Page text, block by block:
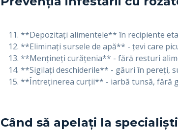
**Depozitați alimentele** în recipiente
**Eliminați sursele de apă** - țevi care
**Mențineți curățenia** - fără resturi
**Sigilați deschiderile** - găuri în pereți,
**Întreținerea curții** - iarbă tunsă, fără
Când să apelați la